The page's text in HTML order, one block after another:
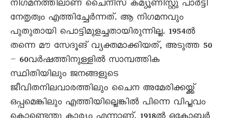
നിഗമനത്തിലാണ് ചെെനീസ് കമ്യൂണിസ്റ്റു പാർട്ടി
നേതൃത്വം എത്തിച്ചേർന്നത്. ആ നിഗമനവും
പുതുതായി പൊട്ടിമുളച്ചതായിരുന്നില്ല. 1954ൽ
തന്നെ മൗ സേദൂങ് വ്യക്തമാക്കിയത്, അടുത്ത 50
– 60വർഷത്തിനുള്ളിൽ സാമ്പത്തിക
സ്ഥിതിയിലും ജനങ്ങളുടെ
ജീവിതനിലവാരത്തിലും ചെെന അമേരിക്കയ്ക്ക്
ഒപ്പമെങ്കിലും എത്തിയില്ലെങ്കിൽ പിന്നെ വിപ്ലവം